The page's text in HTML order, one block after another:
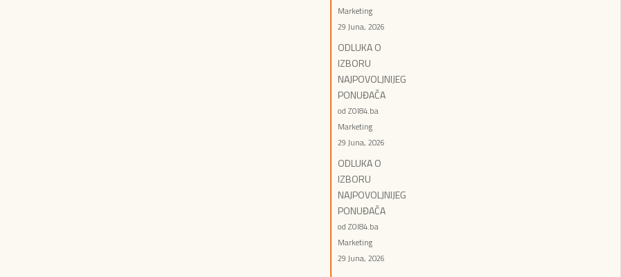
Marketing
29 Juna, 2026
ODLUKA O
IZBORU
NAJPOVOLJNIJEG
PONUĐAČA
od ZOI84.ba
Marketing
29 Juna, 2026
ODLUKA O
IZBORU
NAJPOVOLJNIJEG
PONUĐAČA
od ZOI84.ba
Marketing
29 Juna, 2026